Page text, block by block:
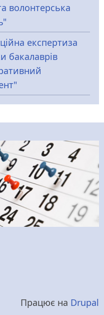
волонтерська
експертиза
бакалаврів
Працює на Drupal